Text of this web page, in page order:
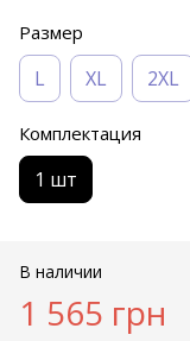
Размер
L XL 2XL
Комплектация
1 шт
В наличии
1 565 грн